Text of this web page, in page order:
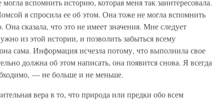
вспомнить историю, которая меня так заинтересовала.
я спросила ее об этом. Она тоже не могла вспомнить
Она сказала, что это не имеет значения. Мне следует
из этой истории, и позволить забыться всему
сама. Информация исчезла потому, что выполнила свое
должна об этом написать, она появится снова. Я всегда
— не больше и не меньше.
вера в то, что природа или предки обо всем